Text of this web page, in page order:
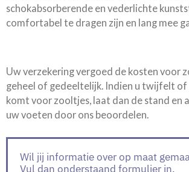
schokabsorberende en vederlichte
comfortabel te dragen zijn en lang mee
Uw verzekering vergoed de kosten voor
geheel of gedeeltelijk. Indien u twijfelt of
komt voor zooltjes, laat dan de stand en
uw voeten door ons beoordelen.
Wil jij informatie over op maat
Vul dan onderstaand formulier in.